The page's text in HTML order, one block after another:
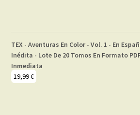
TEX - Aventuras En Color - Vol. 1 - En
Inédita - Lote De 20 Tomos En Formato
Inmediata
19,99€